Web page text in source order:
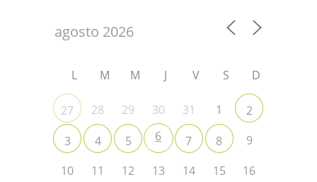
L M M J V S D
27 28 29 30 31 1
2
3
4 5 6 7 8
9
10
11 12 13 14 15
16